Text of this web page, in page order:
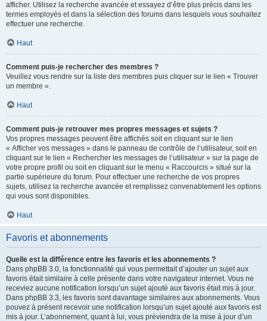
afficher. Utilisez la recherche avancée et essayez d’être plus précis dans les
termes employés et dans la sélection des forums dans lesquels vous souhaitez
effectuer une recherche.
Haut
Comment puis-je rechercher des membres ?
Veuillez vous rendre sur la liste des membres puis cliquer sur le lien « Trouver
un membre ».
Haut
Comment puis-je retrouver mes propres messages et sujets ?
Vos propres messages peuvent être affichés soit en cliquant sur le lien
« Afficher vos messages » dans le panneau de contrôle de l’utilisateur, soit en
cliquant sur le lien « Rechercher les messages de l’utilisateur » sur la page de
votre propre profil ou soit en cliquant sur le menu « Raccourcis » situé sur la
partie supérieure du forum. Pour effectuer une recherche de vos propres
sujets, utilisez la recherche avancée et remplissez convenablement les options
qui vous sont disponibles.
Haut
Favoris et abonnements
Quelle est la différence entre les favoris et les abonnements ?
Dans phpBB 3.0, la fonctionnalité qui vous permettait d’ajouter un sujet aux
favoris était similaire à celle présente dans votre navigateur internet. Vous ne
receviez aucune notification lorsqu’un sujet ajouté aux favoris était mis à jour.
Dans phpBB 3.3, les favoris sont davantage similaires aux abonnements. Vous
pouvez à présent recevoir une notification lorsqu’un sujet ajouté aux favoris est
mis à jour. L’abonnement, quant à lui, vous préviendra de la mise à jour d’un